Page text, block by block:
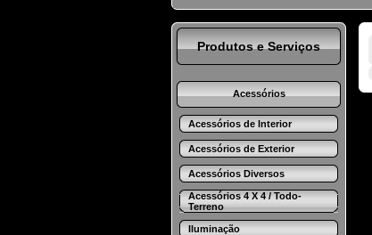
Produtos e Serviços
Acessórios
Acessórios de Interior
Acessórios de Exterior
Acessórios Diversos
Acessórios 4 X 4 / Todo-
Terreno
Iluminação